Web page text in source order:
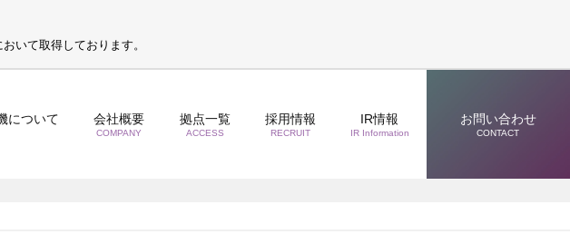
いて取得しております。
について 会社概要
COMPANY
拠点一覧
ACCESS
採用情報
RECRUIT
IR情報
IR Information
お問い合わせ
CONTACT